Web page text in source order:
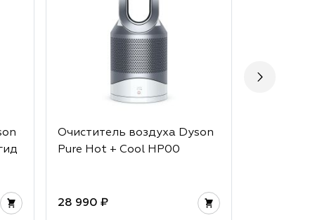
Очиститель воздуха Dyson
Pure Hot + Cool HP00
28 990 ₽